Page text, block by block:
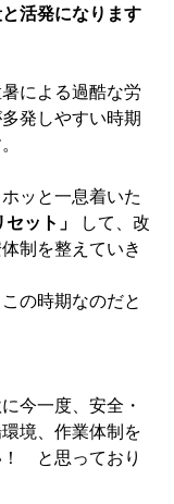
活発になります
による過酷な労
発しやすい時期
ッと一息着いた
ット」
して、改
制を整えていき
の時期なのだと
今一度、安全・
境、作業体制を
　と思っており